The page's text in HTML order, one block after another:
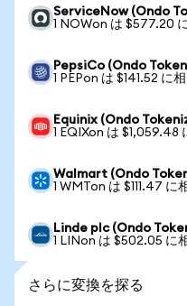
ServiceNow (Ondo
1 NOWon は $577.20
PepsiCo (Ondo
1 PEPon は $141.52 に
Equinix (Ondo
1 EQIXon は $1,059.48
Walmart (Ondo
1 WMTon は $111.47 に
Linde plc (Ondo
1 LINon は $502.05 に
さらに変換を探る